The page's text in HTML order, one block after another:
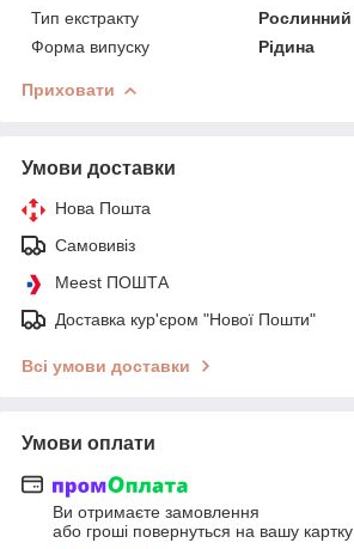
Тип екстракту
Рослинний
Форма випуску
Рідина
Приховати
Умови доставки
Нова Пошта
Самовивіз
Meest ПОШТА
Доставка кур'єром "Нової Пошти"
Всі умови доставки
Умови оплати
Ви отримаєте замовлення
або гроші повернуться на вашу картку